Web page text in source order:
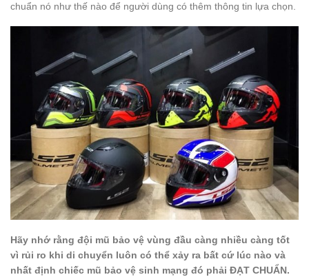
chuẩn nó như thế nào để người dùng có thêm thông tin lựa chọn.
Hãy nhớ rằng đội mũ bảo vệ vùng đầu càng nhiều càng tốt
vì rủi ro khi di chuyển luôn có thể xảy ra bất cứ lúc nào và
nhất định chiếc mũ bảo vệ sinh mạng đó phải ĐẠT CHUẨN.